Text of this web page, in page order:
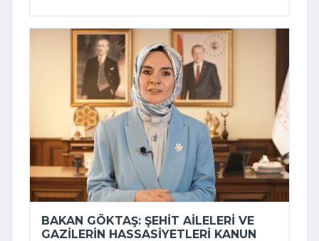
BAKAN GÖKTAŞ: ŞEHIT AILELERI VE
GAZILERIN HASSASIYETLERI KANUN